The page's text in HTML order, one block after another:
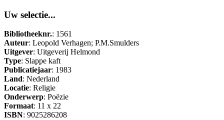
Uw selectie...
Bibliotheeknr.: 1561
Auteur: Leopold Verhagen; P.M.Smulders
Uitgever: Uitgeverij Helmond
Type: Slappe kaft
Publicatiejaar: 1983
Land: Nederland
Locatie: Religie
Onderwerp: Poëzie
Formaat: 11 x 22
ISBN: 9025286208